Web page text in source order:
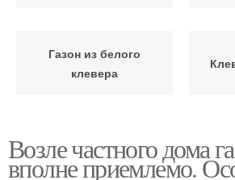
Газон из белого
клевера
Газон из клевера
Возле частного дома
вполне приемлемо.